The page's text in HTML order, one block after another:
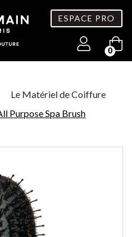
ESPACE PRO
0
Le Matériel de Coiffure
Purpose Spa Brush